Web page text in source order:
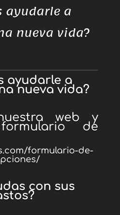
ayudarle a
nueva vida?
ayudarle a
nueva vida?
web y
de
formulario-de-
con sus